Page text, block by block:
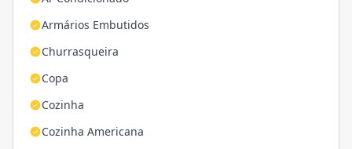
Armários Embutidos
Churrasqueira
Copa
Cozinha
Cozinha Americana